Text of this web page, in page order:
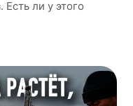
Есть ли у этого